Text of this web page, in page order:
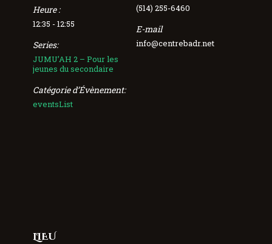
Heure :
12:35 - 12:55
Series:
JUMU’AH 2 – Pour les
jeunes du secondaire
Catégorie d’Évènement:
eventsList
(514) 255-6460
E-mail
info@centrebadr.net
LIEU